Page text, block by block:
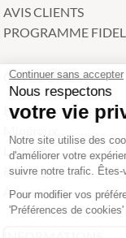
AVIS CLIENTS
PROGRAMME
CATEGORIES
Bracelets
Litho-kit
Bijoux
Accessoires
Continuer sans accepter
Nous respectons
votre vie
Notre site utilise des
d'améliorer votre
suivre notre trafic.
Pour modifier vos
'Préférences de